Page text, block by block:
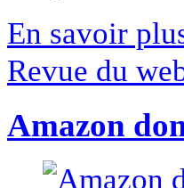
En savoir
Revue du
Amazon